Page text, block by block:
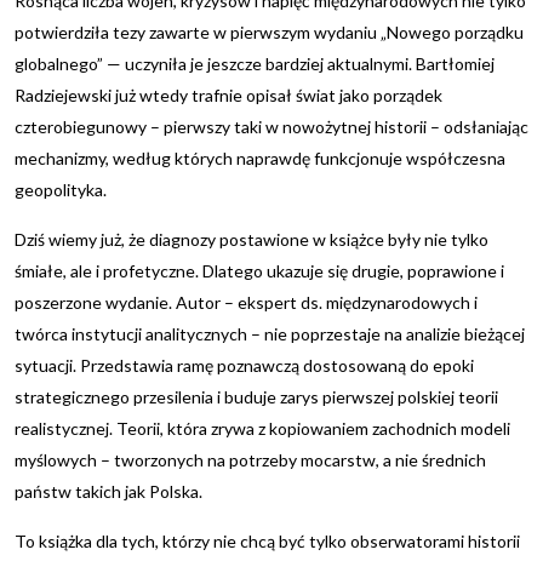
potwierdziła tezy zawarte w pierwszym wydaniu „Nowego porządku
globalnego” — uczyniła je jeszcze bardziej aktualnymi. Bartłomiej
Radziejewski już wtedy trafnie opisał świat jako porządek
czterobiegunowy – pierwszy taki w nowożytnej historii – odsłaniając
mechanizmy, według których naprawdę funkcjonuje współczesna
geopolityka.
Dziś wiemy już, że diagnozy postawione w książce były nie tylko
śmiałe, ale i profetyczne. Dlatego ukazuje się drugie, poprawione i
poszerzone wydanie. Autor – ekspert ds. międzynarodowych i
twórca instytucji analitycznych – nie poprzestaje na analizie bieżącej
sytuacji. Przedstawia ramę poznawczą dostosowaną do epoki
strategicznego przesilenia i buduje zarys pierwszej polskiej teorii
realistycznej. Teorii, która zrywa z kopiowaniem zachodnich modeli
myślowych – tworzonych na potrzeby mocarstw, a nie średnich
państw takich jak Polska.
To książka dla tych, którzy nie chcą być tylko obserwatorami historii